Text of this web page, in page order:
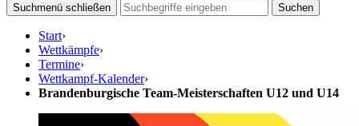
Suchmenü schließen
Suchen
Start›
Wettkämpfe›
Termine›
Wettkampf-Kalender›
Brandenburgische Team-Meisterschaften U12 und U14